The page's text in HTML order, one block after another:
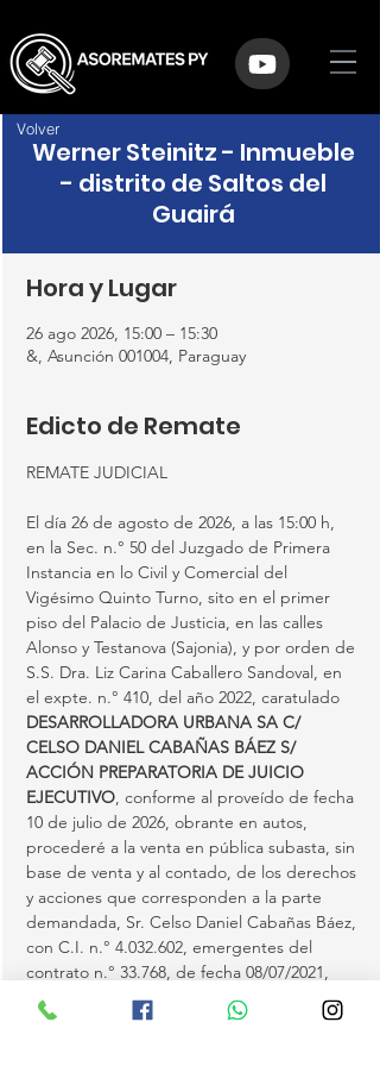
Werner Steinitz - Inmueble
- distrito de Saltos del
Guairá
Hora y Lugar
26 ago 2026, 15:00 – 15:30
&, Asunción 001004, Paraguay
Edicto de Remate
REMATE JUDICIAL
El día 26 de agosto de 2026, a las 15:00 h,
en la Sec. n.° 50 del Juzgado de Primera
Instancia en lo Civil y Comercial del
Vigésimo Quinto Turno, sito en el primer
piso del Palacio de Justicia, en las calles
Alonso y Testanova (Sajonia), y por orden de
S.S. Dra. Liz Carina Caballero Sandoval, en
el expte. n.° 410, del año 2022, caratulado
DESARROLLADORA URBANA SA C/
CELSO DANIEL CABAÑAS BÁEZ S/
ACCIÓN PREPARATORIA DE JUICIO
EJECUTIVO, conforme al proveído de fecha
10 de julio de 2026, obrante en autos,
procederé a la venta en pública subasta, sin
base de venta y al contado, de los derechos
y acciones que corresponden a la parte
demandada, Sr. Celso Daniel Cabañas Báez,
con C.I. n.° 4.032.602, emergentes del
contrato n.° 33.768, de fecha 08/07/2021,
obrante en autos, sobre el bien inmueble
embargado en autos e individualizado en
Volver